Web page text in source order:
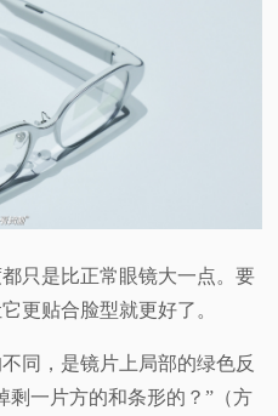
只是比正常眼镜大一点。要
更贴合脸型就更好了。
同，是镜片上局部的绿色反
剩一片方的和条形的？”（方